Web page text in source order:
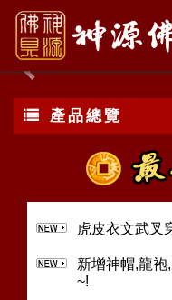
Previous
產品總覽
虎皮衣文武叉
新增神帽,龍
~!